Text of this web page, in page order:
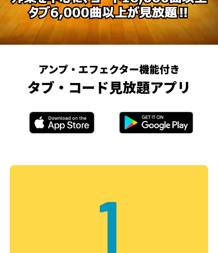
アンプ・エフェクター機能付き
タブ・コード見放題アプリ
1